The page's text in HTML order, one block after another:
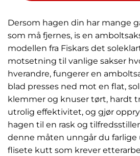
Dersom hagen din har mange
som må fjernes, is en
modellen fra Fiskars det
motsetning til vanlige sakser
hverandre, fungerer en
blad presses ned mot en flat,
klemmer og knuser tørt, hardt
utrolig effektivitet, og gjør
hagen til en rask og
denne måten unngår du
flisete kutt som krever